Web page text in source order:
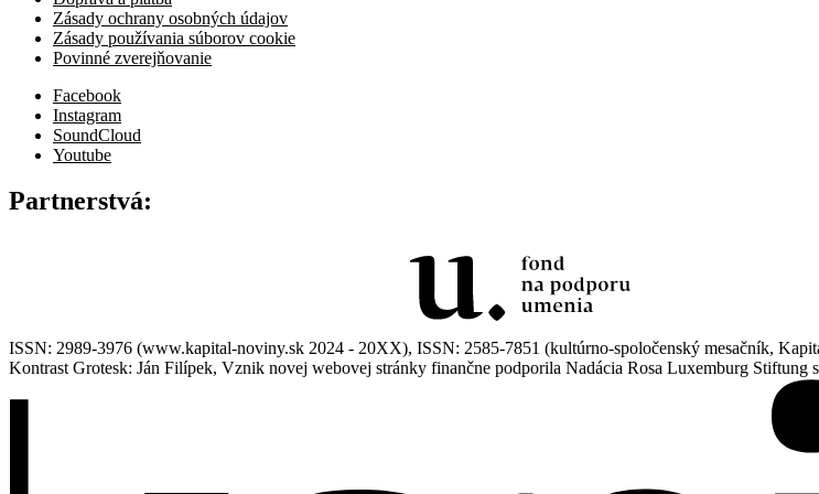
Zásady ochrany osobných údajov
Zásady používania súborov cookie
Povinné zverejňovanie
Facebook
Instagram
SoundCloud
Youtube
Partnerstvá:
ISSN: 2989-3976 (www.kapital-noviny.sk 2024 - 20XX), ISSN: 2585-7851 (kultúrno-spoločenský mesačník,
Kontrast Grotesk: Ján Filípek, Vznik novej webovej stránky finančne podporila Nadácia Rosa Luxemburg Stiftung